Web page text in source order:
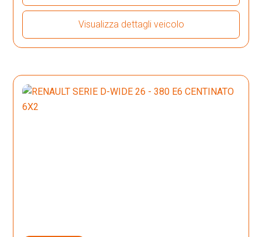
Visualizza dettagli veicolo